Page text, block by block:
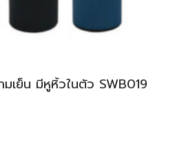
มเย็น มีหูหิ้วในตัว SWB019